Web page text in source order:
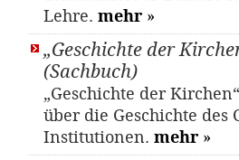
Lehre. mehr »
„Geschichte der
(Sachbuch)
„Geschichte der
über die Geschichte des
Institutionen. mehr »